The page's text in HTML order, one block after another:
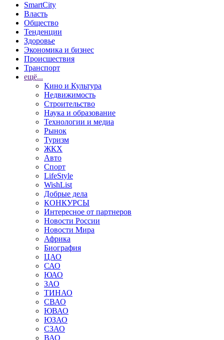
SmartCity
Власть
Общество
Тенденции
Здоровье
Экономика и бизнес
Происшествия
Транспорт
ещё...
Кино и Культура
Недвижимость
Строительство
Наука и образование
Технологии и медиа
Рынок
Туризм
ЖКХ
Авто
Спорт
LifeStyle
WishList
Добрые дела
КОНКУРСЫ
Интересное от партнеров
Новости России
Новости Мира
Африка
Биография
ЦАО
САО
ЮАО
ЗАО
ТИНАО
СВАО
ЮВАО
ЮЗАО
СЗАО
ВАО